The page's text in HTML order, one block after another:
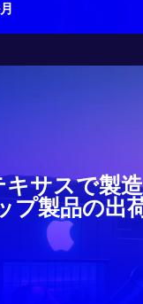
サスで製
プ製品の出